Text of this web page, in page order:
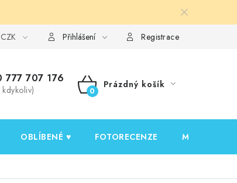
osobních údajů Ověřování recenzí
CZK Přihlášení Registrace
777 707 176
NÁKUPNÍ
Prázdný košík
OBLÍBENÉ ♥️ FOTORECENZE MOJE